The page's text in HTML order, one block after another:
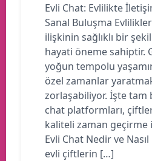
Evli Chat: Evlilikte
Sanal Buluşma
ilişkinin sağlıklı bir
hayati öneme sahiptir.
yoğun tempolu
özel zamanlar
zorlaşabiliyor. İşte tam
chat platformları,
kaliteli zaman geçirme
Evli Chat Nedir ve Nasıl
evli çiftlerin […]